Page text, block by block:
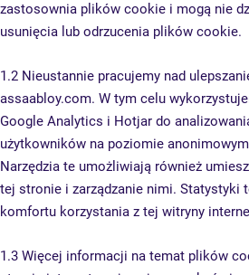
zastosownia plików cookie i mogą nie
usunięcia lub odrzucenia plików cookie.
1.2 Nieustannie pracujemy nad
assaabloy.com. W tym celu
Google Analytics i Hotjar do
użytkowników na poziomie
Narzędzia te umożliwiają również
tej stronie i zarządzanie nimi. Statystyki
komfortu korzystania z tej witryny
1.3 Więcej informacji na temat plików